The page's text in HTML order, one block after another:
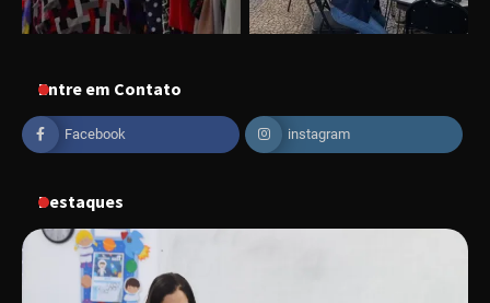
Entre em Contato
Facebook instagram
Destaques
“Vozes pela Vida” celebra 10 anos com show
gastronomia de Uberlândia em dois dias de
evento gratuito